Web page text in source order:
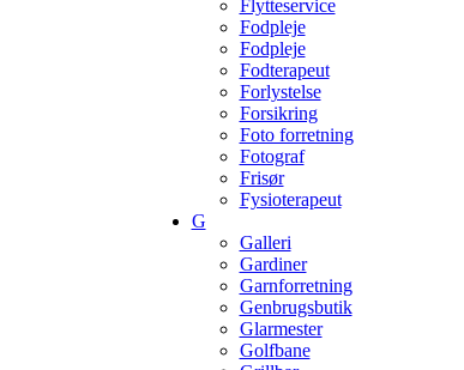
Flytteservice
Fodpleje
Fodpleje
Fodterapeut
Forlystelse
Forsikring
Foto forretning
Fotograf
Frisør
Fysioterapeut
G
Galleri
Gardiner
Garnforretning
Genbrugsbutik
Glarmester
Golfbane